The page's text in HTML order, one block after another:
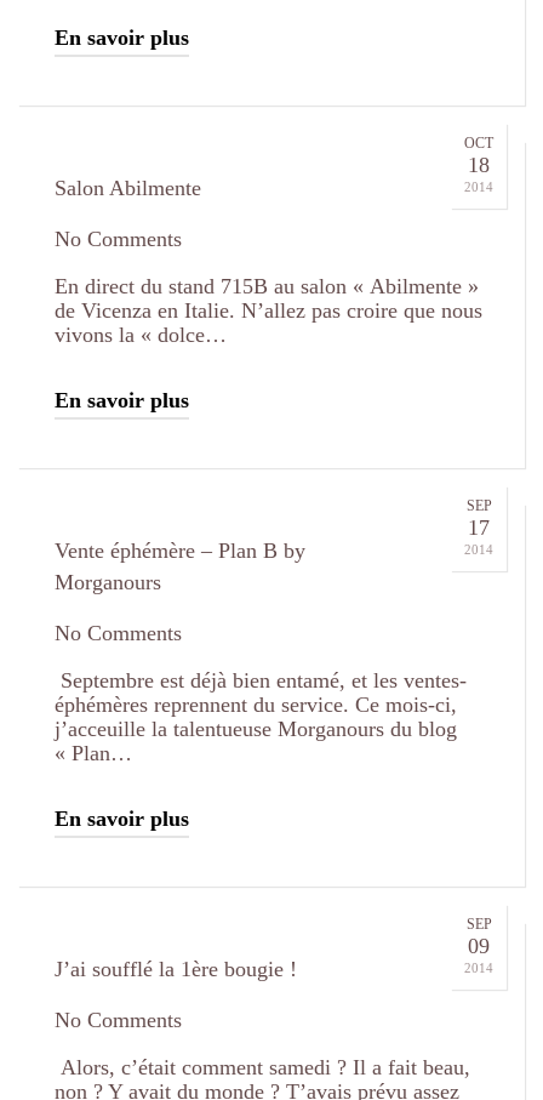
En savoir plus
OCT
18
2014
Salon Abilmente
No Comments
En direct du stand 715B au salon « Abilmente »
de Vicenza en Italie. N’allez pas croire que nous
vivons la « dolce…
En savoir plus
SEP
17
2014
Vente éphémère – Plan B by
Morganours
No Comments
Septembre est déjà bien entamé, et les ventes-
éphémères reprennent du service. Ce mois-ci,
j’acceuille la talentueuse Morganours du blog
« Plan…
En savoir plus
SEP
09
2014
J’ai soufflé la 1ère bougie !
No Comments
Alors, c’était comment samedi ? Il a fait beau,
non ? Y avait du monde ? T’avais prévu assez